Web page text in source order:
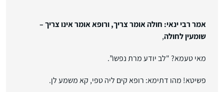
אמר רבי ינאי: חולה אומר צריך, ורופא אומר אינו צריך –
שומעין לחולה,
מאי טעמא? "לב יודע מרת נפשו”.
פשיטא! מהו דתימא: רופא קים ליה טפי, קא משמע לן.